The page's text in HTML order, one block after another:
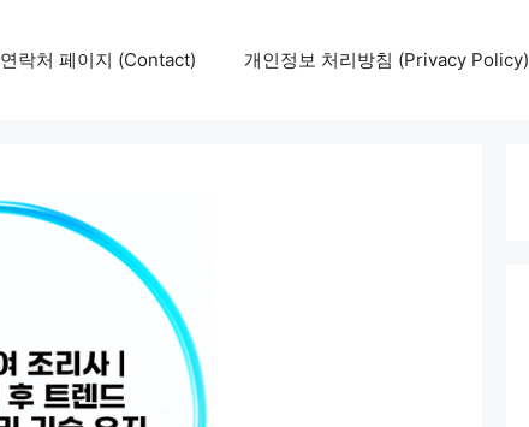
연락처 페이지 (Contact) 개인정보 처리방침 (Privacy Policy)